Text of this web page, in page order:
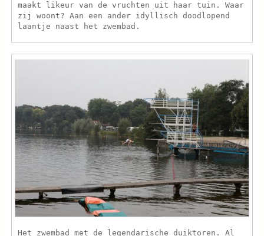
maakt likeur van de vruchten uit haar tuin. Waar
zij woont? Aan een ander idyllisch doodlopend
laantje naast het zwembad.
Het zwembad met de legendarische duiktoren. Al